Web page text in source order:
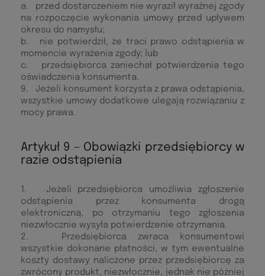
a. przed dostarczeniem nie wyraził wyraźnej zgody
na rozpoczęcie wykonania umowy przed upływem
okresu do namysłu;
b. nie potwierdził, że traci prawo odstąpienia w
momencie wyrażenia zgody; lub
c. przedsiębiorca zaniechał potwierdzenia tego
oświadczenia konsumenta.
9. Jeżeli konsument korzysta z prawa odstąpienia,
wszystkie umowy dodatkowe ulegają rozwiązaniu z
mocy prawa.
Artykuł 9 – Obowiązki przedsiębiorcy w
razie odstąpienia
1. Jeżeli przedsiębiorca umożliwia zgłoszenie
odstąpienia przez konsumenta drogą
elektroniczną, po otrzymaniu tego zgłoszenia
niezwłocznie wysyła potwierdzenie otrzymania.
2. Przedsiębiorca zwraca konsumentowi
wszystkie dokonane płatności, w tym ewentualne
koszty dostawy naliczone przez przedsiębiorcę za
zwrócony produkt, niezwłocznie, jednak nie później